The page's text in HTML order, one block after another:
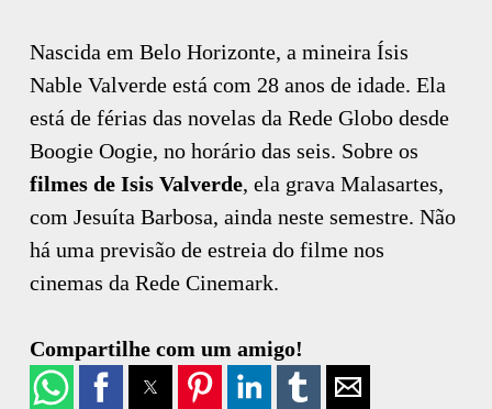
Nascida em Belo Horizonte, a mineira Ísis
Nable Valverde está com 28 anos de idade. Ela
está de férias das novelas da Rede Globo desde
Boogie Oogie, no horário das seis. Sobre os
filmes de Isis Valverde, ela grava Malasartes,
com Jesuíta Barbosa, ainda neste semestre. Não
há uma previsão de estreia do filme nos
cinemas da Rede Cinemark.
Compartilhe com um amigo!